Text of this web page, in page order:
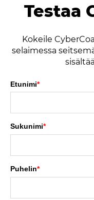
Testaa
Kokeile
selaimessa
Etunimi*
Sukunimi*
Puhelin*